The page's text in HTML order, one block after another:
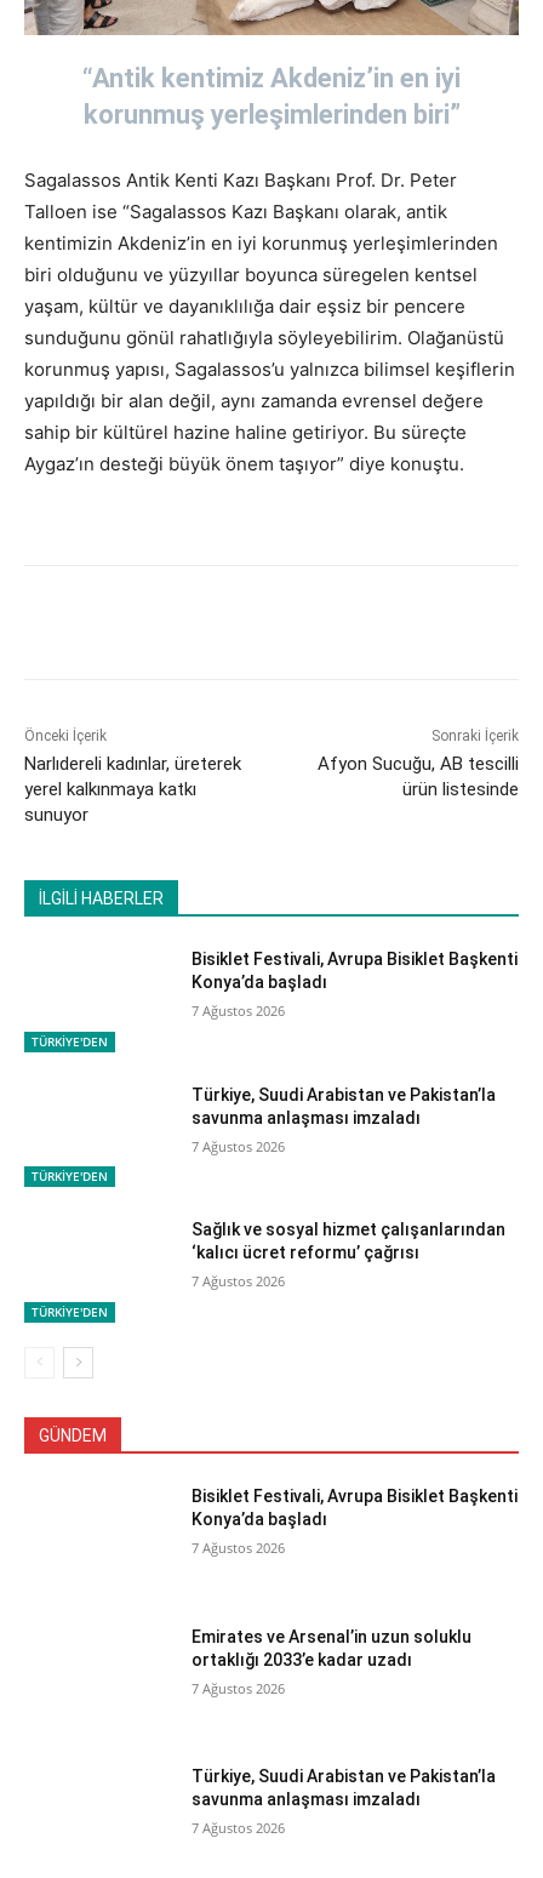
“Antik kentimiz Akdeniz’in en iyi
korunmuş yerleşimlerinden biri”
Sagalassos Antik Kenti Kazı Başkanı Prof. Dr. Peter
Talloen ise “Sagalassos Kazı Başkanı olarak, antik
kentimizin Akdeniz’in en iyi korunmuş yerleşimlerinden
biri olduğunu ve yüzyıllar boyunca süregelen kentsel
yaşam, kültür ve dayanıklılığa dair eşsiz bir pencere
sunduğunu gönül rahatlığıyla söyleyebilirim. Olağanüstü
korunmuş yapısı, Sagalassos’u yalnızca bilimsel keşiflerin
yapıldığı bir alan değil, aynı zamanda evrensel değere
sahip bir kültürel hazine haline getiriyor. Bu süreçte
Aygaz’ın desteği büyük önem taşıyor” diye konuştu.
Önceki İçerik
Narlıdereli kadınlar, üreterek
yerel kalkınmaya katkı
sunuyor
Sonraki İçerik
Afyon Sucuğu, AB tescilli
ürün listesinde
İLGİLİ HABERLER
TÜRKİYE'DEN
Bisiklet Festivali, Avrupa Bisiklet Başkenti
Konya’da başladı
7 Ağustos 2026
TÜRKİYE'DEN
Türkiye, Suudi Arabistan ve Pakistan’la
savunma anlaşması imzaladı
7 Ağustos 2026
TÜRKİYE'DEN
Sağlık ve sosyal hizmet çalışanlarından
‘kalıcı ücret reformu’ çağrısı
7 Ağustos 2026
GÜNDEM
Bisiklet Festivali, Avrupa Bisiklet Başkenti
Konya’da başladı
7 Ağustos 2026
Emirates ve Arsenal’in uzun soluklu
ortaklığı 2033’e kadar uzadı
7 Ağustos 2026
Türkiye, Suudi Arabistan ve Pakistan’la
savunma anlaşması imzaladı
7 Ağustos 2026